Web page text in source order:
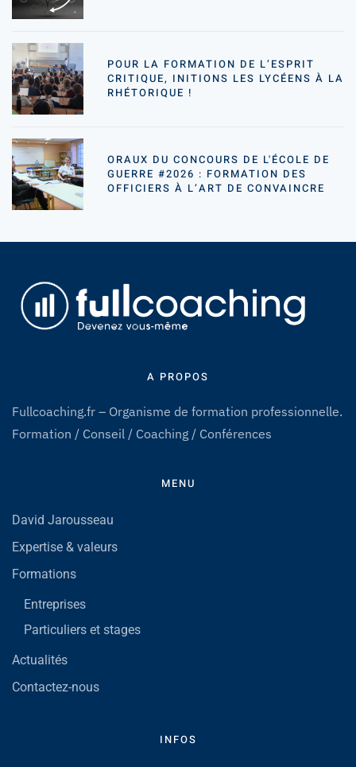
POUR LA FORMATION DE L’ESPRIT
CRITIQUE, INITIONS LES LYCÉENS À LA
RHÉTORIQUE !
ORAUX DU CONCOURS DE L'ÉCOLE DE
GUERRE #2026 : FORMATION DES
OFFICIERS À L’ART DE CONVAINCRE
A PROPOS
Fullcoaching.fr – Organisme de formation professionnelle.
Formation / Conseil / Coaching / Conférences
MENU
David Jarousseau
Expertise & valeurs
Formations
Entreprises
Particuliers et stages
Actualités
Contactez-nous
INFOS